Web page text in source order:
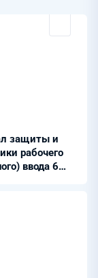
защиты и
рабочего
ввода 6